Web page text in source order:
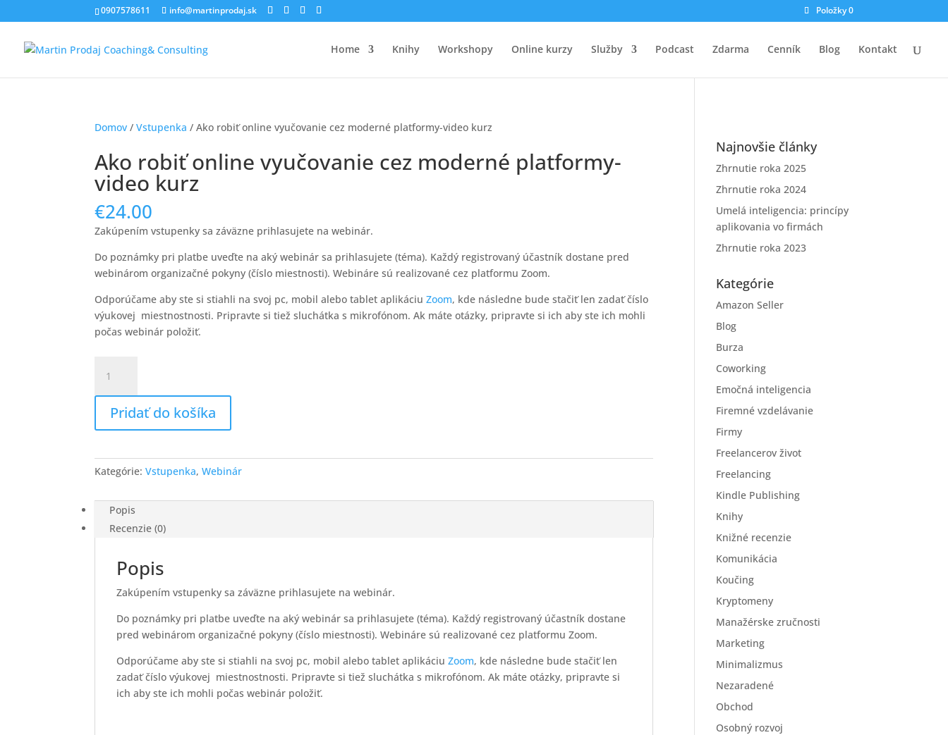
0907578611 info@martinprodaj.sk Položky 0
Home Knihy Workshopy Online kurzy Služby Podcast Zdarma Cenník Blog Kontakt
Domov /Vstupenka / Ako robiť online vyučovanie cez moderné platformy-video kurz
Ako robiť online vyučovanie cez moderné platformy-
video kurz
€24.00
Zakúpením vstupenky sa záväzne prihlasujete na webinár.
Do poznámky pri platbe uveďte na aký webinár sa prihlasujete (téma). Každý registrovaný účastník dostane pred
webinárom organizačné pokyny (číslo miestnosti). Webináre sú realizované cez platformu Zoom.
Odporúčame aby ste si stiahli na svoj pc, mobil alebo tablet aplikáciuZoom, kde následne bude stačiť len zadať číslo
výukovej miestnostnosti. Pripravte si tiež sluchátka s mikrofónom. Ak máte otázky, pripravte si ich aby ste ich mohli
počas webinár položiť.
Ako
robiť
online
vyučovanie
moderné
platformy-
kurz
Pridať do košíka
Kategórie:Vstupenka,Webinár
Popis
Recenzie (0)
Popis
Zakúpením vstupenky sa záväzne prihlasujete na webinár.
Do poznámky pri platbe uveďte na aký webinár sa prihlasujete (téma). Každý registrovaný účastník dostane
pred webinárom organizačné pokyny (číslo miestnosti). Webináre sú realizované cez platformu Zoom.
Odporúčame aby ste si stiahli na svoj pc, mobil alebo tablet aplikáciuZoom, kde následne bude stačiť len
zadať číslo výukovej miestnostnosti. Pripravte si tiež sluchátka s mikrofónom. Ak máte otázky, pripravte si
ich aby ste ich mohli počas webinár položiť.
Najnovšie články
Zhrnutie roka 2025
Zhrnutie roka 2024
Umelá inteligencia: princípy
aplikovania vo firmách
Zhrnutie roka 2023
Kategórie
Amazon Seller
Blog
Burza
Coworking
Emočná inteligencia
Firemné vzdelávanie
Firmy
Freelancerov život
Freelancing
Kindle Publishing
Knihy
Knižné recenzie
Komunikácia
Koučing
Kryptomeny
Manažérske zručnosti
Marketing
Minimalizmus
Nezaradené
Obchod
Osobný rozvoj